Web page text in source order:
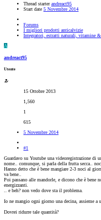
Thread starter andreact95
Start date 5 Novembre 2014
Forums
I migliori prodotti anticalvizie
Integratori, estratti naturali, vitamine &
A
andreact95
Utente
15 Ottobre 2013
1,560
1
615
5 Novembre 2014
#1
Guardavo su Youtube una videoregistrazione
nome.. comunque, si parla della frutta secca..
Hanno detto che è bene mangiare 2-3 noci al
va bene..
Poi passano alle mandorle, e dicono che è bene
energizzanti.
.. e beh? non vedo dove sta il problema.
Io ne mangio ogni giorno una decina, assieme a
Dovrei ridurre tale quantità?